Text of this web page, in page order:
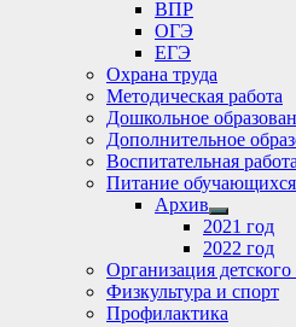
ВПР
ОГЭ
ЕГЭ
Охрана труда
Методическая работа
Дошкольное
Дополнительное
Воспитательная работа
Питание обучающихся
Архив
Show
sub
menu
2021 год
2022 год
Организация
Физкультура и спорт
Профилактика